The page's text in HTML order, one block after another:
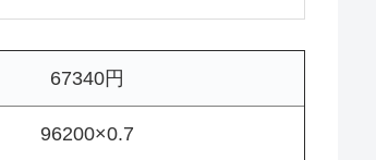
67340円
96200×0.7